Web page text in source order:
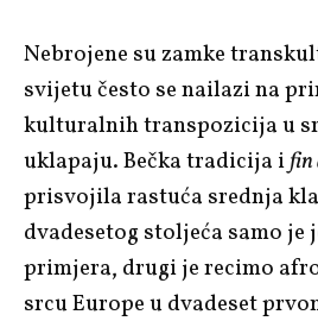
Nebrojene su zamke
svijetu često se nailazi na
kulturalnih transpozicija u
uklapaju. Bečka tradicija ifin
prisvojila rastuća srednja
dvadesetog stoljeća samo
primjera, drugi je recimo
srcu Europe u dvadeset